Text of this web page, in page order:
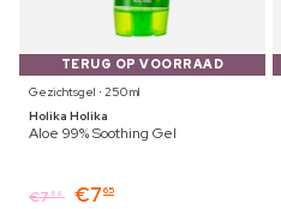
TERUG OP VOORRAAD
Gezichtsgel ⋅ 250 ml
Holika Holika
Aloe 99% Soothing Gel
€7 89 €7 65